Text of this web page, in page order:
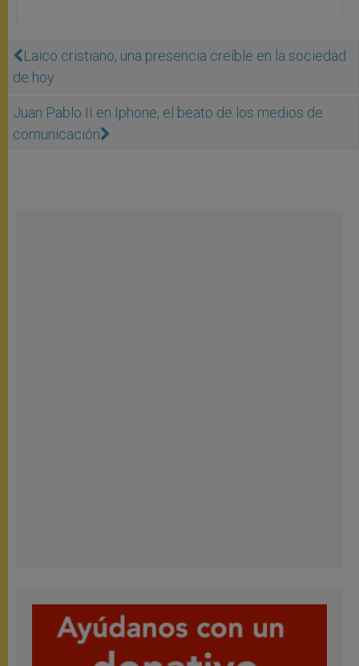
Laico cristiano, una presencia creíble en la sociedad
de hoy
Juan Pablo II en Iphone, el beato de los medios de
comunicación